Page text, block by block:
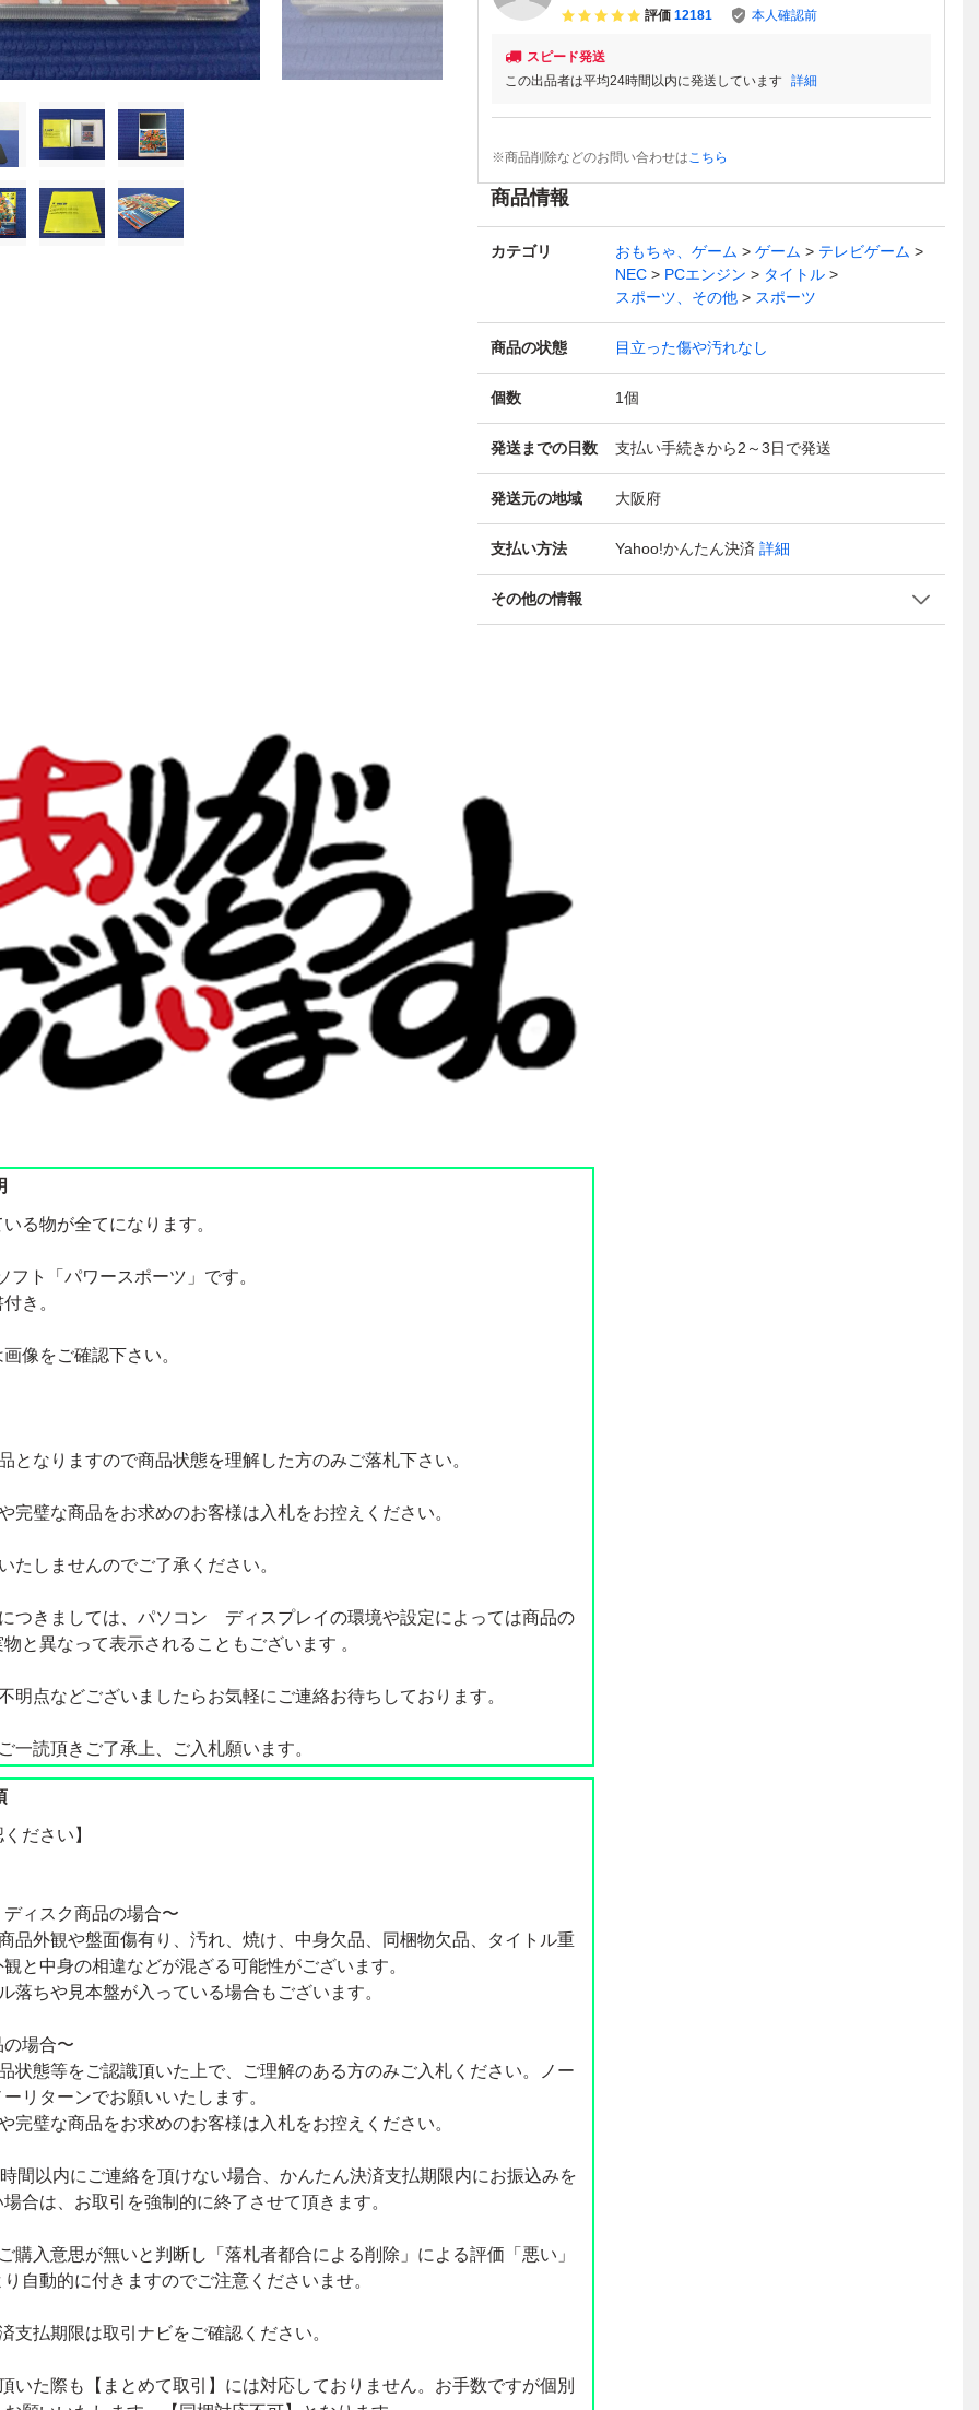
評価 12181 本人確認前
スピード発送
この出品者は平均24時間以内に発送しています 詳細
※商品削除などのお問い合わせはこちら
商品情報
カテゴリ おもちゃ、ゲーム ゲーム
テレビゲーム
NEC
PCエンジン
タイトル
スポーツ、その他
スポーツ
商品の状態 目立った傷や汚れなし
個数 1個
発送までの日数 支払い手続きから2～3日で発送
発送元の地域 大阪府
支払い方法 Yahoo!かんたん決済 詳細
その他の情報